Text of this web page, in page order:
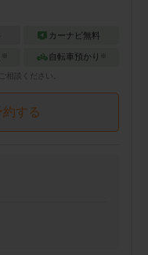
カーナビ無料
※ 自転車預かり ※
相談ください。
する